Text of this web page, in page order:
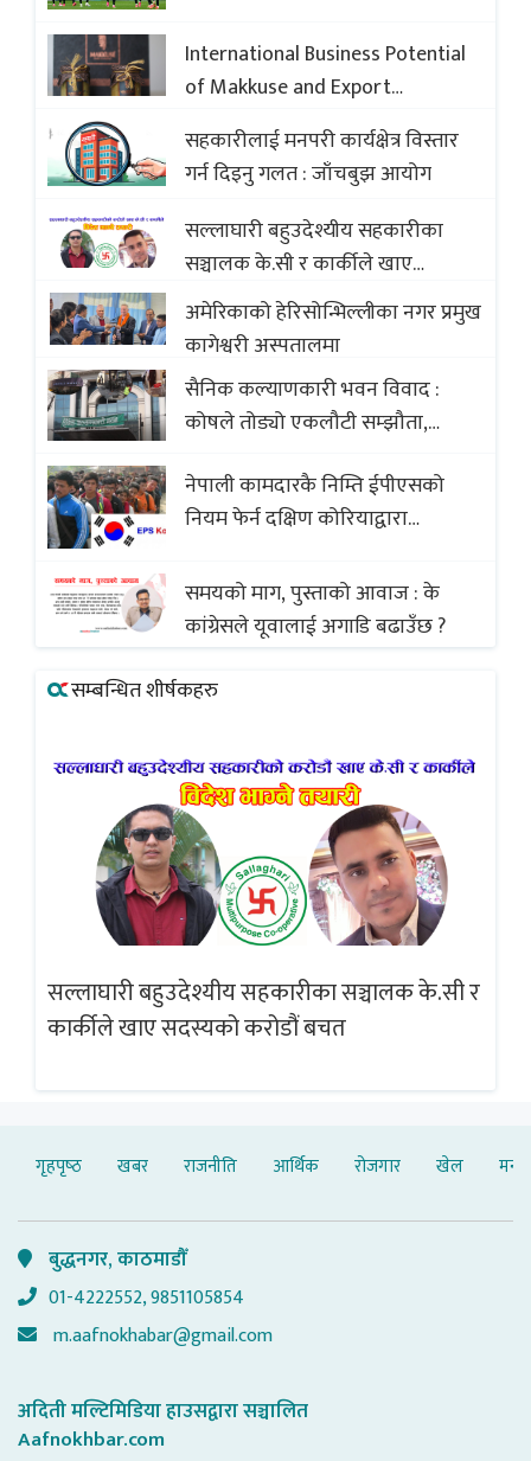
International Business Potential
of Makkuse and Export
Opportunities of Nepali Sweets
with Global Comparison to
Baklava
सहकारीलाई मनपरी कार्यक्षेत्र विस्तार
गर्न दिइनु गलत : जाँचबुझ आयोग
सल्लाघारी बहुउदेश्यीय सहकारीका
सञ्चालक के.सी र कार्कीले खाए
सदस्यको करोडौं बचत
अमेरिकाको हेरिसोन्भिल्लीका नगर प्रमुख
कागेश्वरी अस्पतालमा
सैनिक कल्याणकारी भवन विवाद :
कोषले तोड्यो एकलौटी सम्झौता,
(भिडियो)
नेपाली कामदारकै निम्ति ईपीएसको
नियम फेर्न दक्षिण कोरियाद्वारा
समयको माग, पुस्ताको आवाज : के
कांग्रेसले यूवालाई अगाडि बढाउँछ ?
सम्बन्धित शीर्षकहरु
सल्लाघारी बहुउदेश्यीय सहकारीका सञ्चालक के.सी र
कार्कीले खाए सदस्यको करोडौं बचत
गृहपृष्‍ठ खबर राजनीति आर्थिक रोजगार खेल
बुद्धनगर, काठमाडौँ
01-4222552, 9851105854
m.aafnokhabar@gmail.com
अदिती मल्टिमिडिया हाउसद्वारा सञ्चालित
Aafnokhbar.com